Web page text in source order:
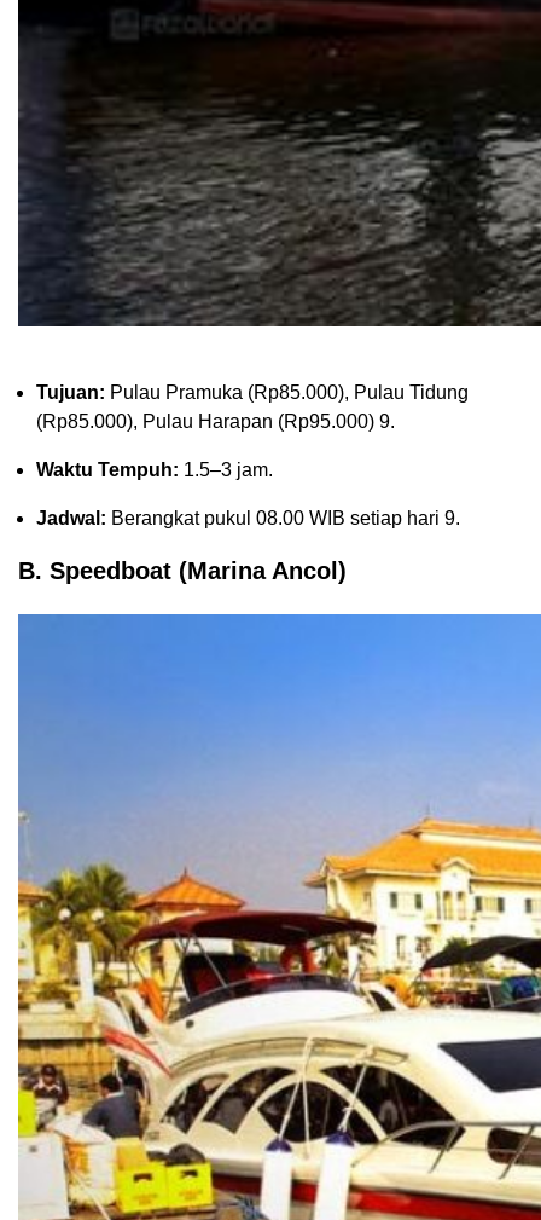
Tujuan: Pulau Pramuka (Rp85.000), Pulau Tidung
(Rp85.000), Pulau Harapan (Rp95.000) 9.
Waktu Tempuh: 1.5–3 jam.
Jadwal: Berangkat pukul 08.00 WIB setiap hari 9.
B. Speedboat (Marina Ancol)